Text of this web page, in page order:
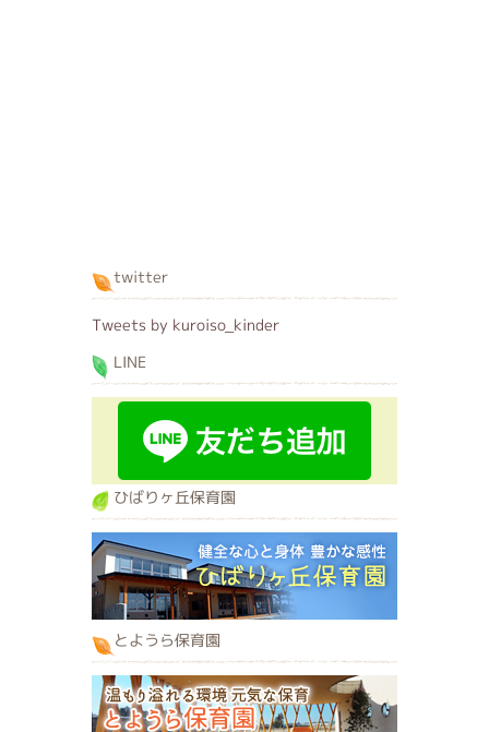
twitter
Tweets by kuroiso_kinder
LINE
ひばりヶ丘保育園
とようら保育園